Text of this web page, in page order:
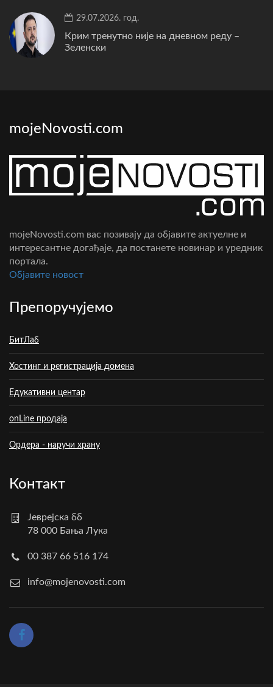
29.07.2026. год.
Крим тренутно није на дневном реду –
Зеленски
mojeNovosti.com
mojeNovosti.com вас позивају да објавите актуелне и
интересантне догађаје, да постанете новинар и уредник
портала.
Oбјавите новост
Препоручујемо
БитЛаб
Хостинг и регистрација домена
Едукативни центар
onLine продаја
Ордера - наручи храну
Контакт
Јеврејска бб
78 000 Бања Лука
00 387 66 516 174
info@mojenovosti.com